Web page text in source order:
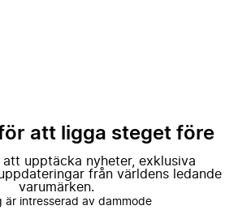
att ligga steget före
upptäcka nyheter, exklusiva
från världens ledande
varumärken.
är intresserad av dammode